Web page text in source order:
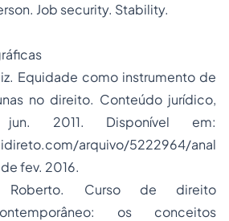
Job security. Stability.
Equidade como instrumento de
no direito. Conteúdo jurídico,
jun. 2011. Disponível em:
arquivo/5222964/anal
fev. 2016.
Roberto. Curso de direito
os conceitos